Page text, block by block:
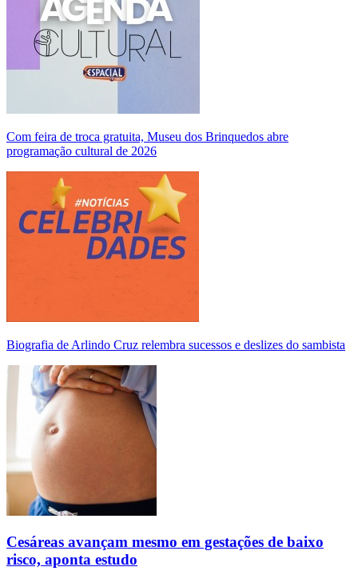
Com feira de troca gratuita, Museu dos Brinquedos abre
programação cultural de 2026
Biografia de Arlindo Cruz relembra sucessos e deslizes do sambista
Cesáreas avançam mesmo em gestações de baixo
risco, aponta estudo